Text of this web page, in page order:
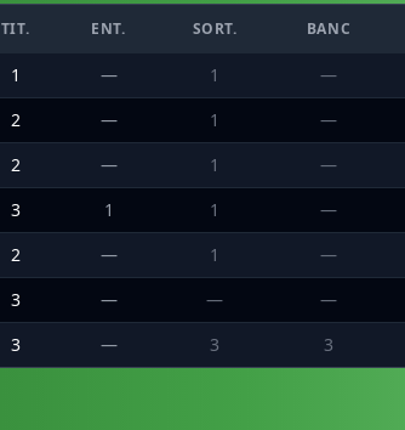
TIT. ENT. SORT. BANC
1 — 1 —
2 — 1 —
2 — 1 —
3 1 1 —
2 — 1 —
3 — — —
3 — 3 3